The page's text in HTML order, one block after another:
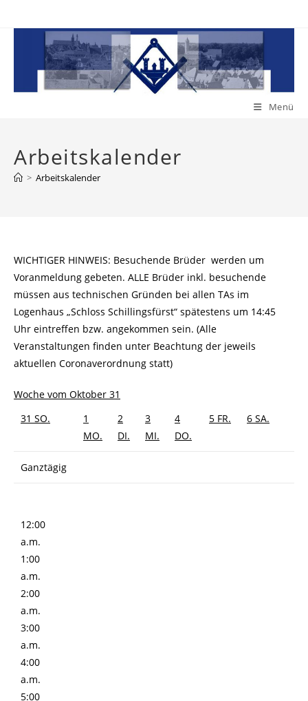
Inhalt
Menü
Arbeitskalender
> Arbeitskalender
WICHTIGER HINWEIS: Besuchende Brüder werden um
Voranmeldung gebeten. ALLE Brüder inkl. besuchende
müssen aus technischen Gründen bei allen TAs im
Logenhaus „Schloss Schillingsfürst“ spätestens um 14:45
Uhr eintreffen bzw. angekommen sein. (Alle
Veranstaltungen finden unter Beachtung der jeweils
aktuellen Coronaverordnung statt)
Woche vom Oktober 31
31 SO.
1
MO.
2
DI.
3
MI.
4
DO.
5 FR. 6 SA.
Ganztägig
12:00
a.m.
1:00
a.m.
2:00
a.m.
3:00
a.m.
4:00
a.m.
5:00